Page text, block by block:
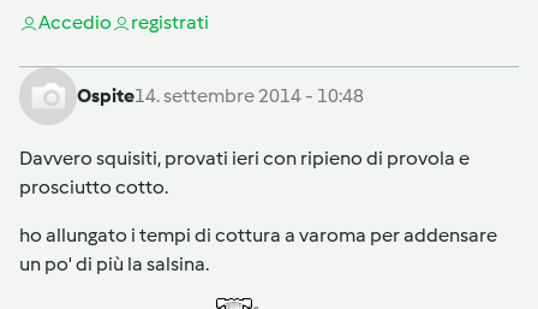
Accedio registrati
Ospite14. settembre 2014 - 10:48
Davvero squisiti, provati ieri con ripieno di provola e
prosciutto cotto.
ho allungato i tempi di cottura a varoma per addensare
un po' di più la salsina.